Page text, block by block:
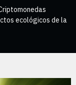
ecológicos de la